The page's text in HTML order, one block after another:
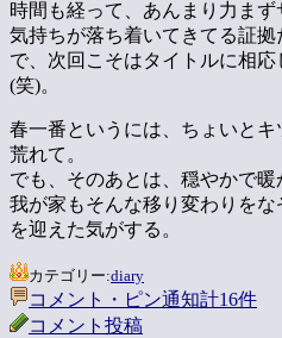
時間も経って、あんまり力まず
気持ちが落ち着いてきてる証拠
で、次回こそはタイトルに相応
(笑)。
春一番というには、ちょいと
荒れて。
でも、そのあとは、穏やかで暖
我が家もそんな移り変わりを
を迎えた気がする。
カテゴリー:diary
コメント・ピン通知計16件
コメント投稿